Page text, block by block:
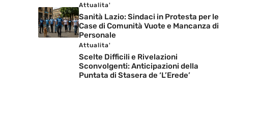
Attualita'
Sanità Lazio: Sindaci in Protesta per le
Case di Comunità Vuote e Mancanza di
Personale
Attualita'
Scelte Difficili e Rivelazioni
Sconvolgenti: Anticipazioni della
Puntata di Stasera de ‘L’Erede’